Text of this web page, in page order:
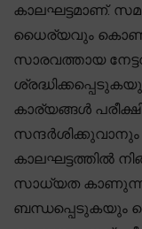
കാലഘട്ടമാണ്.
ധൈര്യവും
സാരവത്തായ
കാര്യങ്ങൾ
കാലഘട്ടത്തിൽ
സാധ്യത
ബന്ധപ്പെടുകയും